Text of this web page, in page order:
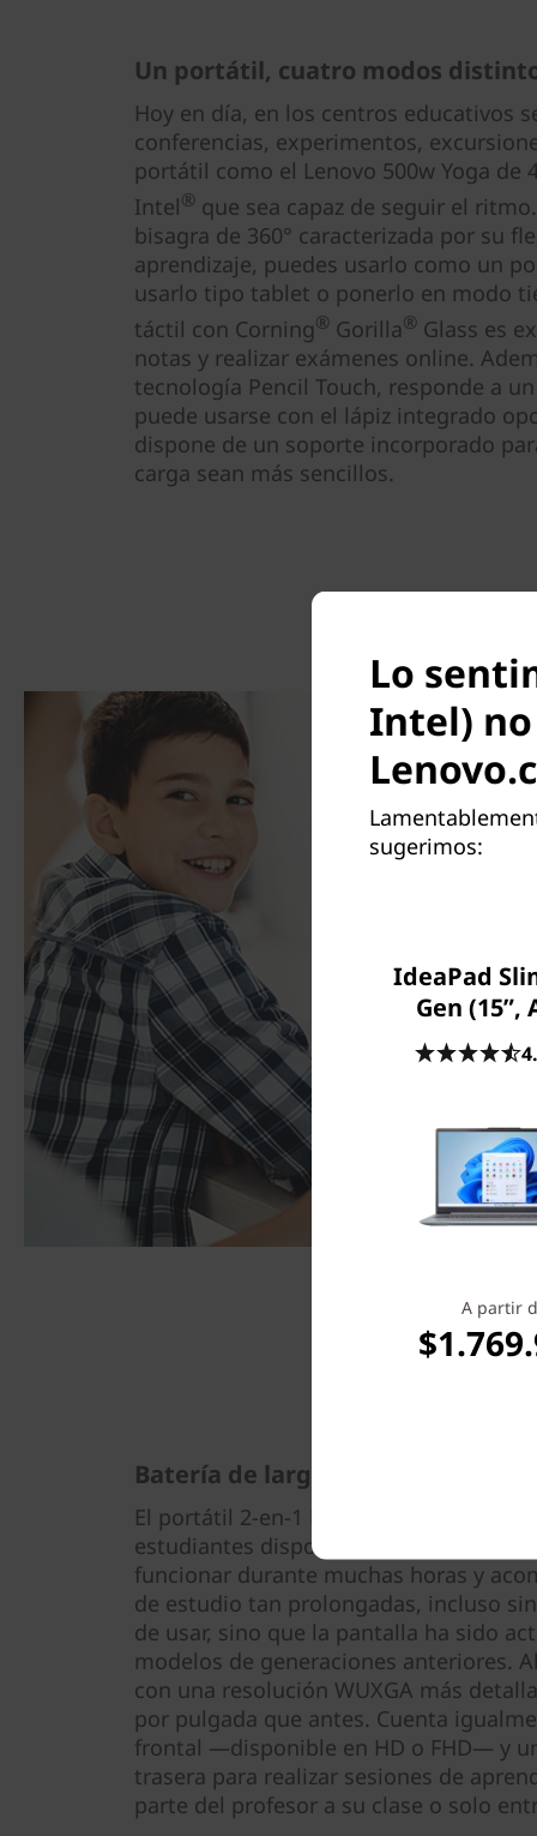
Un portátil, cuatro modos
Hoy en día, en los centros educativos
conferencias, experimentos,
portátil como el Lenovo 500w Yoga de
Intel® que sea capaz de seguir el
bisagra de 360° caracterizada por su
aprendizaje, puedes usarlo como un
usarlo tipo tablet o ponerlo en modo
táctil con Corning® Gorilla® Glass es
notas y realizar exámenes online.
tecnología Pencil Touch, responde a
puede usarse con el lápiz integrado
dispone de un soporte incorporado
carga sean más sencillos.
Batería de larga duración,
El portátil 2-en-1 Lenovo 500w Yoga de
estudiantes dispone de una batería de
funcionar durante muchas horas y
de estudio tan prolongadas, incluso
de usar, sino que la pantalla ha sido
modelos de generaciones anteriores.
con una resolución WUXGA más
por pulgada que antes. Cuenta
frontal —disponible en HD o FHD— y
trasera para realizar sesiones de
parte del profesor a su clase o solo
Lo
Intel)
sugerimos:
IdeaPad
Gen (15”,
A partir